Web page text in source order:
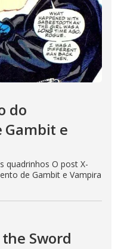
do
Gambit e
quadrinhos O post X-
de Gambit e Vampira
Sword